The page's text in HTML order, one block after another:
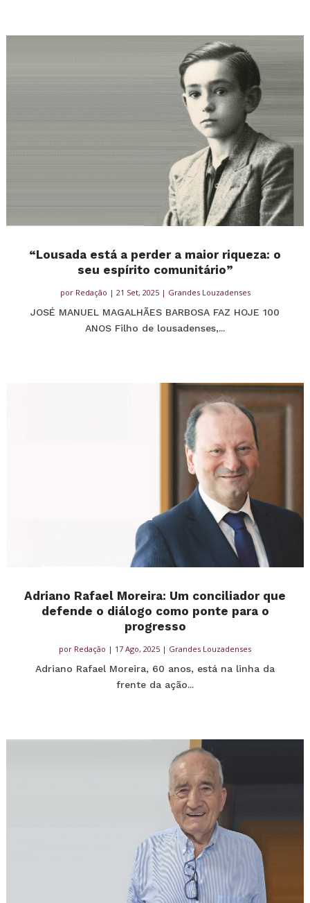
“Lousada está a perder a maior riqueza: o
seu espírito comunitário”
por Redação | 21 Set, 2025| Grandes Louzadenses
JOSÉ MANUEL MAGALHÃES BARBOSA FAZ HOJE 100
ANOS Filho de lousadenses,...
Adriano Rafael Moreira: Um conciliador que
defende o diálogo como ponte para o
progresso
por Redação | 17 Ago, 2025 | Grandes Louzadenses
Adriano Rafael Moreira, 60 anos, está na linha da
frente da ação...